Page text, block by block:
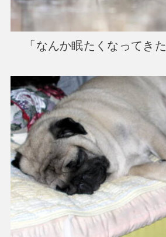
「なんか眠たくなってき